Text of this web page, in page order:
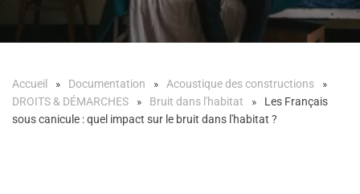
Accueil Documentation
Acoustique des constructions
DROITS & DÉMARCHES
Bruit dans l'habitat
Les Français
sous canicule : quel impact sur le bruit dans l'habitat ?